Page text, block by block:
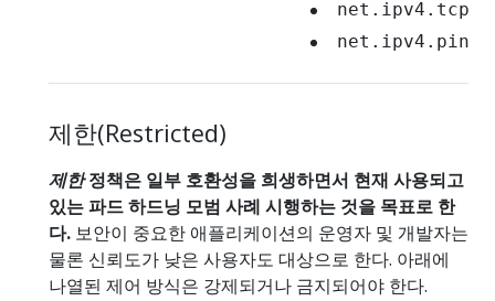
제한(Restricted)
제한정책은 일부 호환성을 희생하면서 현재 사용되고
있는 파드 하드닝 모범 사례 시행하는 것을 목표로 한
다. 보안이 중요한 애플리케이션의 운영자 및 개발자는
물론 신뢰도가 낮은 사용자도 대상으로 한다. 아래에
나열된 제어 방식은 강제되거나 금지되어야 한다.